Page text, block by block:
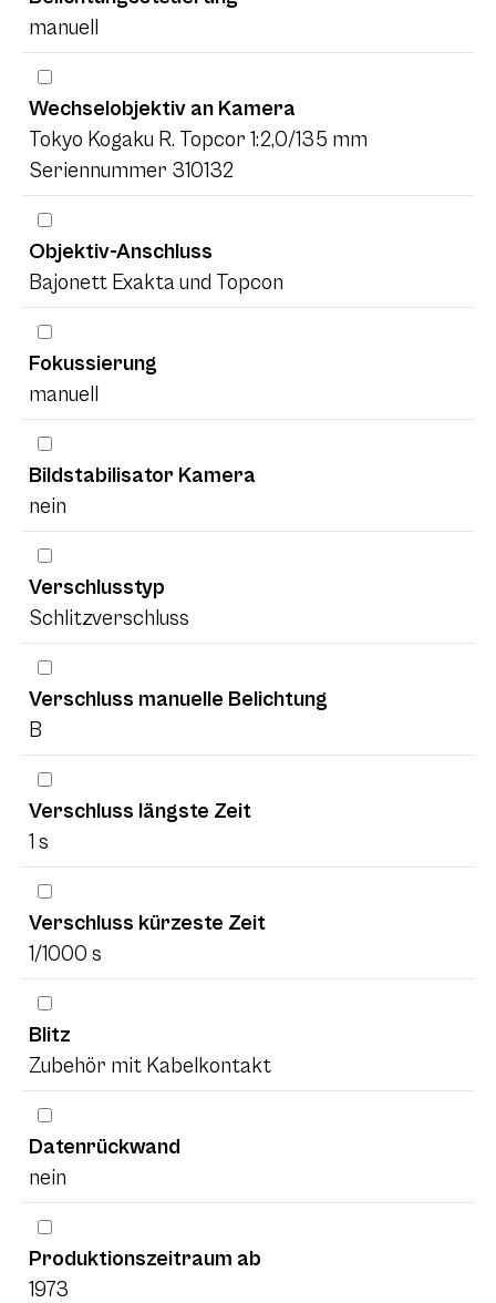
manuell
Wechselobjektiv an Kamera
Tokyo Kogaku R. Topcor 1:2,0/135 mm
Seriennummer 310132
Objektiv-Anschluss
Bajonett Exakta und Topcon
Fokussierung
manuell
Bildstabilisator Kamera
nein
Verschlusstyp
Schlitzverschluss
Verschluss manuelle Belichtung
B
Verschluss längste Zeit
1 s
Verschluss kürzeste Zeit
1/1000 s
Blitz
Zubehör mit Kabelkontakt
Datenrückwand
nein
Produktionszeitraum ab
1973